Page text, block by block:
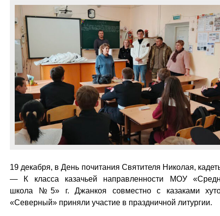
19 декабря, в День почитания Святителя Николая,
— К класса казачьей направленности МОУ
школа №5» г. Джанкоя совместно с казаками
«Северный» приняли участие в праздничной литургии.